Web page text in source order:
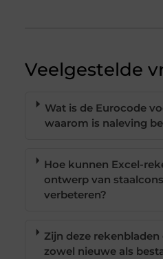
Veelgestelde
Wat is de Eurocode
waarom is naleving
Hoe kunnen Excel-
ontwerp van
verbeteren?
Zijn deze
zowel nieuwe als